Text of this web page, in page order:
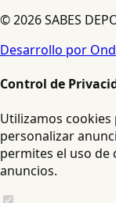
© 2026 SABES
Desarrollo por
Control de
Utilizamos
personalizar
permites el uso de
anuncios.